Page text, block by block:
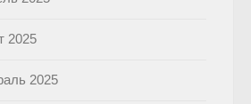
2025
2025